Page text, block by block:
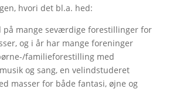
hvori det bl.a. hed:
på mange seværdige forestillinger for
og i år har mange foreninger
familieforestilling med
og sang, en velindstuderet
masser for både fantasi, øjne og